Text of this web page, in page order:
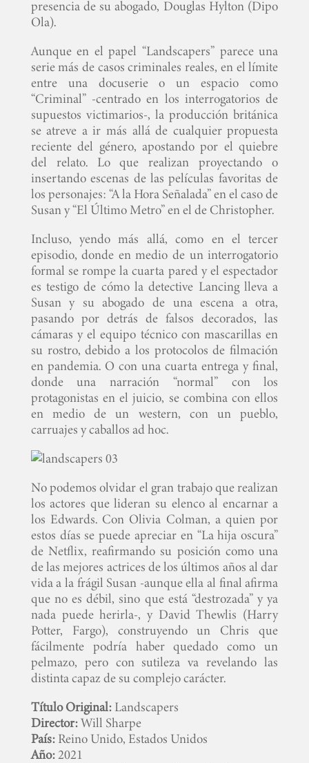
presencia de su abogado, Douglas Hylton (Dipo
Ola).
Aunque en el papel “Landscapers” parece una
serie más de casos criminales reales, en el límite
entre una docuserie o un espacio como
“Criminal” -centrado en los interrogatorios de
supuestos victimarios-, la producción británica
se atreve a ir más allá de cualquier propuesta
reciente del género, apostando por el quiebre
del relato. Lo que realizan proyectando o
insertando escenas de las películas favoritas de
los personajes: “A la Hora Señalada” en el caso de
Susan y “El Último Metro” en el de Christopher.
Incluso, yendo más allá, como en el tercer
episodio, donde en medio de un interrogatorio
formal se rompe la cuarta pared y el espectador
es testigo de cómo la detective Lancing lleva a
Susan y su abogado de una escena a otra,
pasando por detrás de falsos decorados, las
cámaras y el equipo técnico con mascarillas en
su rostro, debido a los protocolos de filmación
en pandemia. O con una cuarta entrega y final,
donde una narración “normal” con los
protagonistas en el juicio, se combina con ellos
en medio de un western, con un pueblo,
carruajes y caballos ad hoc.
No podemos olvidar el gran trabajo que realizan
los actores que lideran su elenco al encarnar a
los Edwards. Con Olivia Colman, a quien por
estos días se puede apreciar en “La hija oscura”
de Netflix, reafirmando su posición como una
de las mejores actrices de los últimos años al dar
vida a la frágil Susan -aunque ella al final afirma
que no es débil, sino que está “destrozada” y ya
nada puede herirla-, y David Thewlis (Harry
Potter, Fargo), construyendo un Chris que
fácilmente podría haber quedado como un
pelmazo, pero con sutileza va revelando las
distinta capaz de su complejo carácter.
Título Original:Landscapers
Director:Will Sharpe
País:Reino Unido, Estados Unidos
Año:2021